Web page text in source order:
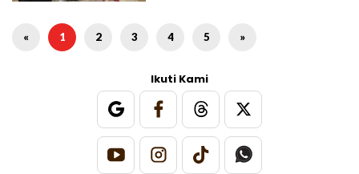
« 1 2 3 4 5 »
Ikuti Kami